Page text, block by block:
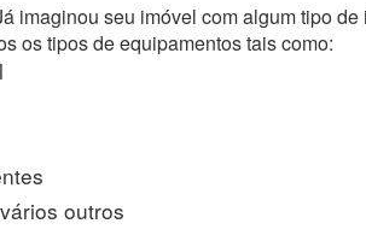
imaginou seu imóvel com algum tipo
os tipos de equipamentos tais como:
outros